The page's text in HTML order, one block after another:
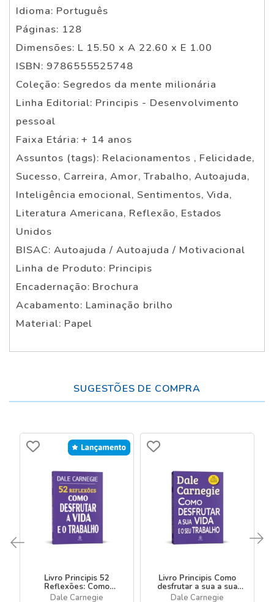
Idioma: Português
Páginas: 128
Dimensões: L 15.50 x A 22.60 x E 1.00
ISBN: 9786555525748
Coleção: Segredos da mente milionária
Linha Editorial: Principis - Desenvolvimento
pessoal
Faixa Etária: + 14 anos
Assuntos (tags): Relacionamentos , Felicidade,
Sucesso, Carreira, Amor, Trabalho, Autoajuda,
Inteligência emocional, Sentimentos, Vida,
Literatura Americana, Reflexão, Estados
Unidos
BISAC: Autoajuda / Autoajuda / Motivacional
Linha de Produto: Principis
Encadernação: Brochura
Acabamento: Laminação brilho
Material: Papel
SUGESTÕES DE COMPRA
Livro Principis 52
Reflexões: Como
desfrutar a vida e o
Dale Carnegie
Livro Principis Como
desfrutar a sua a sua
vida e o seu trabalho
Dale Carnegie